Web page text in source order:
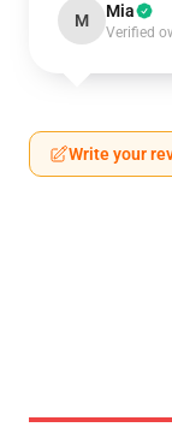
M Mia
Verified
Write your